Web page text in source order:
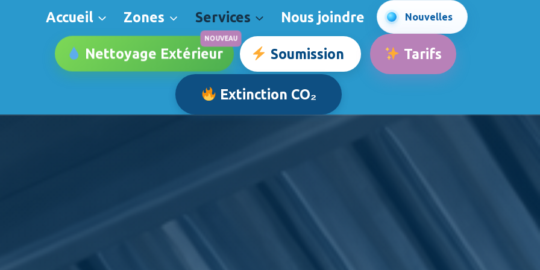
Accueil Zones Services Nous joindre Nouvelles
Nettoyage Extérieur Soumission Tarifs
Extinction CO₂